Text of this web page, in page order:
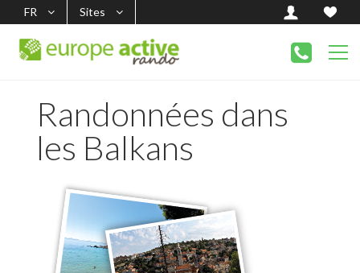
FR Sites
Randonnées dans
les Balkans